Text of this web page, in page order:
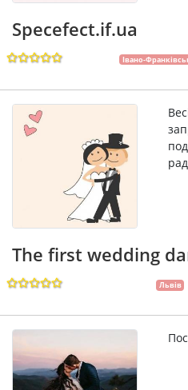
Specefect.if.ua
Івано-
The first wedding
Львів